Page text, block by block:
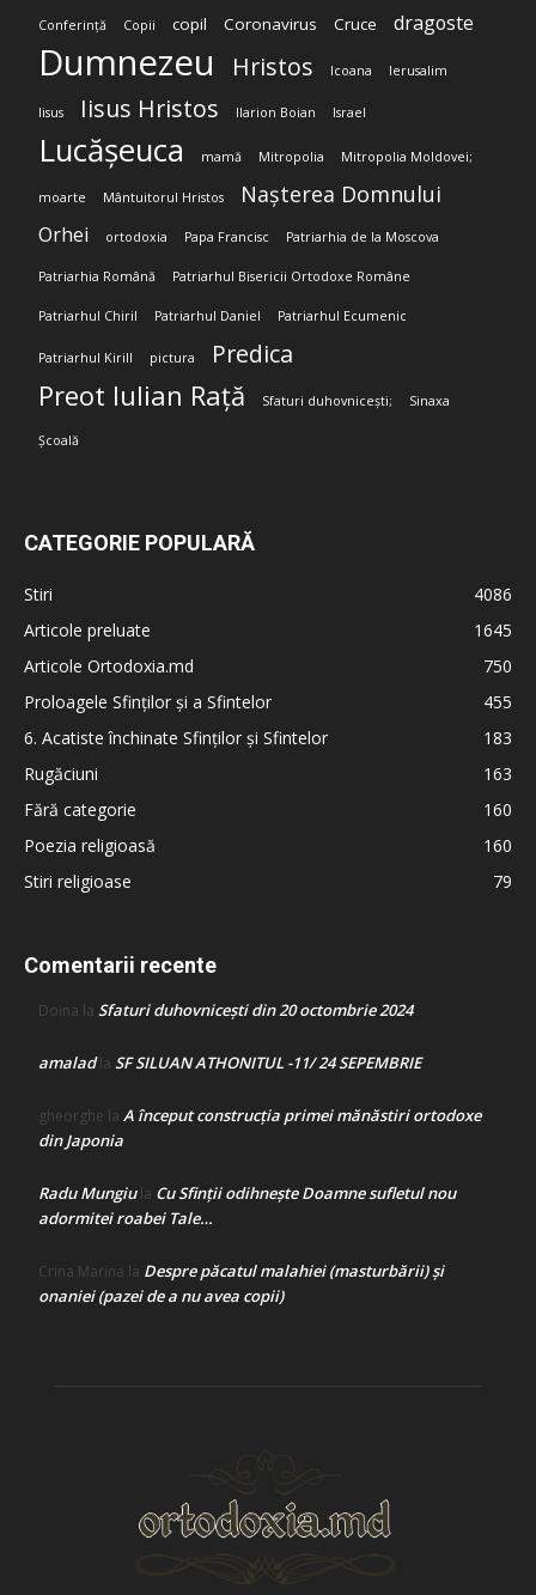
Conferință Copii copil Coronavirus Cruce dragoste
Dumnezeu Hristos Icoana Ierusalim
Iisus Iisus Hristos Ilarion Boian Israel
Lucășeuca mamă Mitropolia Mitropolia Moldovei;
moarte Mântuitorul Hristos Nașterea Domnului
Orhei ortodoxia Papa Francisc Patriarhia de la Moscova
Patriarhia Română Patriarhul Bisericii Ortodoxe Române
Patriarhul Chiril Patriarhul Daniel Patriarhul Ecumenic
Patriarhul Kirill pictura Predica
Preot Iulian Rață Sfaturi duhovnicești; Sinaxa
Școală
CATEGORIE POPULARĂ
Stiri
4086
Articole preluate
1645
Articole Ortodoxia.md
750
Proloagele Sfinților și a Sfintelor
455
6. Acatiste închinate Sfinților și Sfintelor
183
Rugăciuni
163
Fără categorie
160
Poezia religioasă
160
Stiri religioase
79
Comentarii recente
Doina la Sfaturi duhovnicești din 20 octombrie 2024
amaladla SF SILUAN ATHONITUL -11/ 24 SEPEMBRIE
gheorghe la A început construcţia primei mănăstiri ortodoxe
din Japonia
Radu Mungiula Cu Sfinții odihnește Doamne sufletul nou
adormitei roabei Tale…
Crina Marina la Despre păcatul malahiei (masturbării) şi
onaniei (pazei de a nu avea copii)